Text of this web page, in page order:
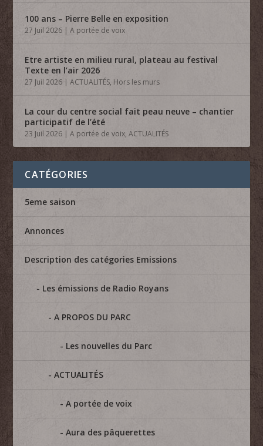
100 ans – Pierre Belle en exposition
27 Juil 2026 |A portée de voix
Etre artiste en milieu rural, plateau au festival
Texte en l’air 2026
27 Juil 2026 |ACTUALITÉS, Hors les murs
La cour du centre social fait peau neuve – chantier
participatif de l’été
23 Juil 2026 |A portée de voix,ACTUALITÉS
CATÉGORIES
5eme saison
Annonces
Description des catégories Emissions
Les émissions de Radio Royans
A PROPOS DU PARC
Les nouvelles du Parc
ACTUALITÉS
A portée de voix
Aura des pâquerettes